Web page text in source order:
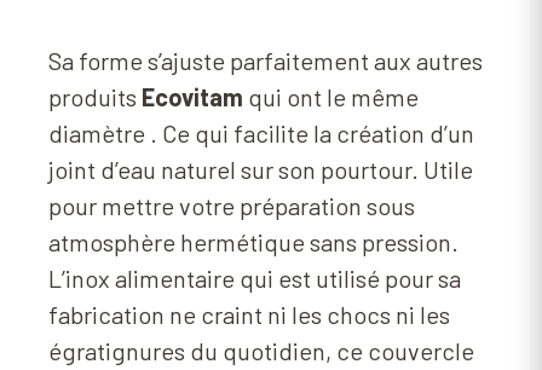
Sa forme s’ajuste parfaitement aux autres
produits Ecovitam qui ont le même
diamètre . Ce qui facilite la création d’un
joint d’eau naturel sur son pourtour. Utile
pour mettre votre préparation sous
atmosphère hermétique sans pression.
L’inox alimentaire qui est utilisé pour sa
fabrication ne craint ni les chocs ni les
égratignures du quotidien, ce couvercle